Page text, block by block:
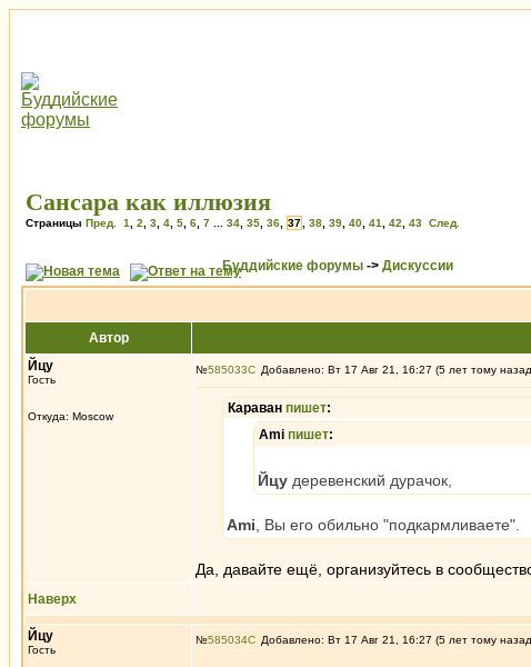
Сансара как иллюзия
Страницы Пред. 1 2 3 4 5 6 7 34 35 36 37 38 39 40 41 42 43 След.
Буддийские форумы -> Дискуссии
Автор
Йцу
Гость
Откуда: Moscow
№585033 Добавлено: Вт 17 Авг 21, 16:27 (5 лет тому
Караван пишет:
Ami пишет:
Йцу деревенский дурачок,
Ami , Вы его обильно "подкармливаете".
Да, давайте ещё, организуйтесь в
Наверх
Йцу
Гость
№585034 Добавлено: Вт 17 Авг 21, 16:27 (5 лет тому